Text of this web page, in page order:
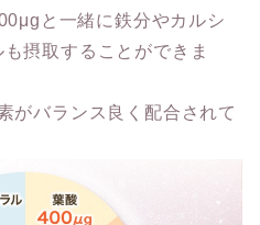
と一緒に鉄分やカルシ
摂取することができま
がバランス良く配合されて